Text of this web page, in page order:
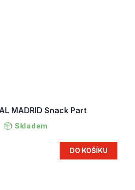
MADRID Snack Part
Skladem
DO KOŠÍKU